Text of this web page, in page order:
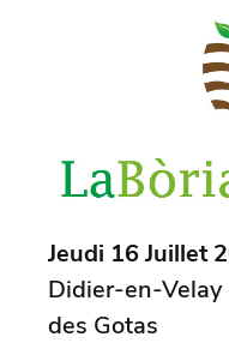
Jeudi 16 Juillet
Didier-en-Velay
des Gotas